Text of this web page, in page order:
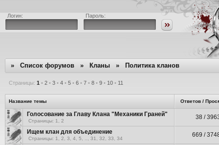
Логин: Пароль:
» Список форумов » Кланы » Политика кланов
Страницы: 1 • 2 • 3 • 4 • 5 • 6 • 7 • 8 • 9 • 10 • 11
Название темы Ответов /
Голосование за Главу Клана "Механики Граней"
Страницы: 1 2
38 /
Ищем клан для объединение
Страницы: 1 2 3 4 5 31 32 33 34
669 /